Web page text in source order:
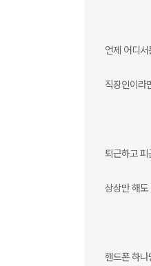
언제 어디
직장인이라
퇴근하고
상상만 해
핸드폰 하